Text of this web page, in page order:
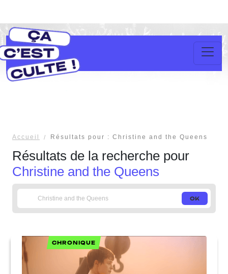
Accueil Résultats pour : Christine and the Queens
Résultats de la recherche pour
Christine and the Queens
CHRONIQUE